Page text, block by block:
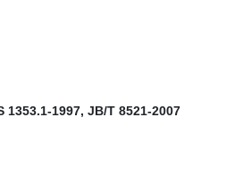
1353.1-1997, JB/T 8521-2007